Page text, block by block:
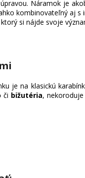
Náramok je
kombinovateľný aj
si nájde svoje
je na klasickú
či bižutéria,